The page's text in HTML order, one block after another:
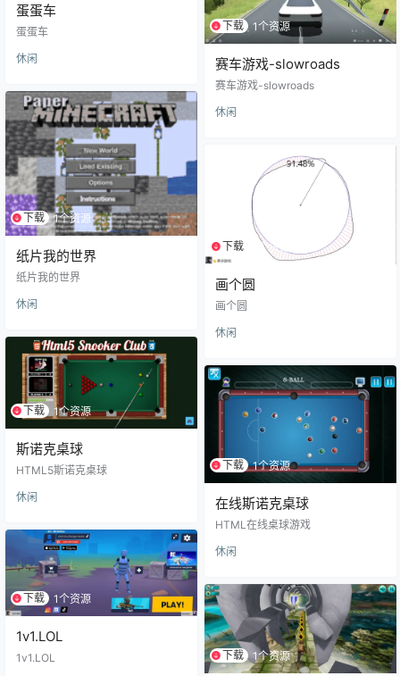
蛋蛋车
蛋蛋车
休闲
下载 1个资源
赛车游戏-slowroads
赛车游戏-slowroads
休闲
下载 1个资源
纸片我的世界
纸片我的世界
休闲
下载 1个资源
画个圆
画个圆
休闲
下载 1个资源
斯诺克桌球
HTML5斯诺克桌球
休闲
下载 1个资源
在线斯诺克桌球
HTML在线桌球游戏
休闲
下载 1个资源
1v1.LOL
1v1.LOL
下载 1个资源